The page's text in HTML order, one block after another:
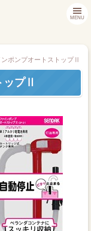
MENU
ンポンプオートストップⅡ
ップⅡ